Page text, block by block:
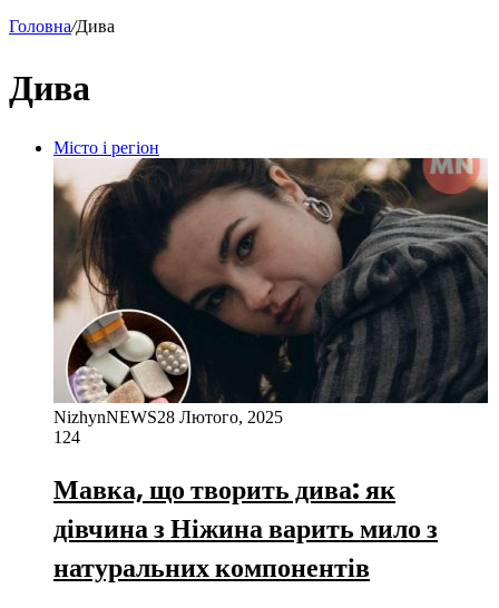
Головна/Дива
Дива
Місто і регіон
NizhynNEWS28 Лютого, 2025
124
Мавка, що творить дива: як
дівчина з Ніжина варить мило з
натуральних компонентів